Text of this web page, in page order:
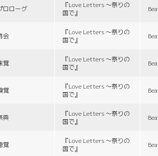
ロローグ
『Love Letters 〜祭りの
国で』
会
『Love Letters 〜祭りの
国で』
覚
『Love Letters 〜祭りの
国で』
覚
『Love Letters 〜祭りの
国で』
典
『Love Letters 〜祭りの
国で』
覚
『Love Letters 〜祭りの
国で』